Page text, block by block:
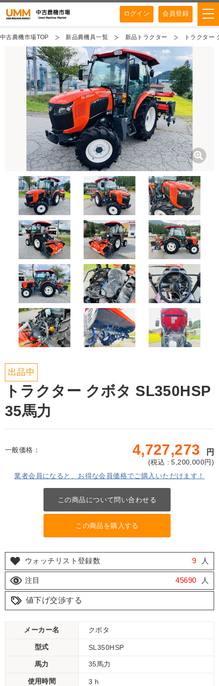
ログイン 会員登録
中古農機市場TOP 新品農機具一覧 新品トラクター トラクター
出品中
トラクター クボタ SL350HSP
35馬力
一般価格： 4,727,273 円
(税込 : 5,200,000円)
業者会員になると、お得な会員価格でご購入いただけます！
この商品について問い合わせる
この商品を購入する
ウォッチリスト登録数 9 人
注目 45690 人
値下げ交渉する
メーカー名 クボタ
型式 SL350HSP
馬力 35馬力
使用時間 3 h